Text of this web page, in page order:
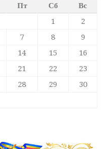
Пт Сб
Вс
1
2
7 8
9
14 15
16
21 22
23
28 29
30